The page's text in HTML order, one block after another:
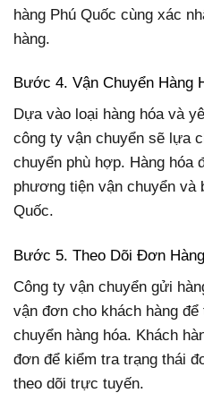
hàng Phú Quốc cùng xác
hàng.
Bước 4. Vận Chuyển Hàng
Dựa vào loại hàng hóa và
công ty vận chuyển sẽ lựa
chuyển phù hợp. Hàng hóa
phương tiện vận chuyển và
Quốc.
Bước 5. Theo Dõi Đơn Hàng
Công ty vận chuyển gửi
vận đơn cho khách hàng
chuyển hàng hóa. Khách
đơn để kiểm tra trạng thái
theo dõi trực tuyến.